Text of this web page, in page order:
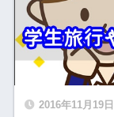
2016年11月19日